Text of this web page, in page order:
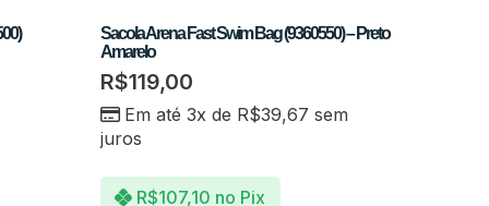
Sacola Arena Fast Swim Bag (9360550) – Preto
Amarelo
R$119,00
Em até 3x de R$39,67 sem
juros
R$107,10 no Pix